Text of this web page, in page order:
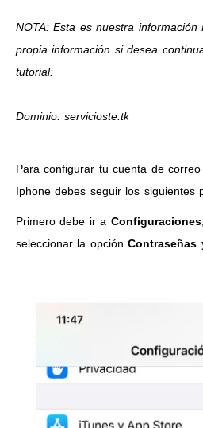
NOTA: Esta es nuestra
propia información si desea
tutorial:
Dominio: servicioste.tk
Para configurar tu cuenta de
Iphone debes seguir los siguientes
Primero debe ir a Configuraciones
seleccionar la opciónContraseñas